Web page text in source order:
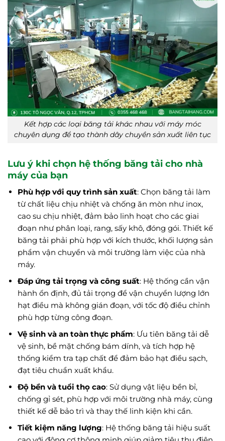
Kết hợp các loại băng tải khác nhau với máy móc
chuyên dụng để tạo thành dây chuyền sản xuất liên tục
Lưu ý khi chọn hệ thống băng tải cho nhà
máy của bạn
Phù hợp với quy trình sản xuất: Chọn băng tải làm
từ chất liệu chịu nhiệt và chống ăn mòn như inox,
cao su chịu nhiệt, đảm bảo linh hoạt cho các giai
đoạn như phân loại, rang, sấy khô, đóng gói. Thiết kế
băng tải phải phù hợp với kích thước, khối lượng sản
phẩm vận chuyển và môi trường làm việc của nhà
máy.
Đáp ứng tải trọng và công suất: Hệ thống cần vận
hành ổn định, đủ tải trọng để vận chuyển lượng lớn
hạt điều mà không gián đoạn, với tốc độ điều chỉnh
phù hợp từng công đoạn.
Vệ sinh và an toàn thực phẩm: Ưu tiên băng tải dễ
vệ sinh, bề mặt chống bám dính, và tích hợp hệ
thống kiểm tra tạp chất để đảm bảo hạt điều sạch,
đạt tiêu chuẩn xuất khẩu.
Độ bền và tuổi thọ cao: Sử dụng vật liệu bền bỉ,
chống gỉ sét, phù hợp với môi trường nhà máy, cùng
thiết kế dễ bảo trì và thay thế linh kiện khi cần.
Tiết kiệm năng lượng: Hệ thống băng tải hiệu suất